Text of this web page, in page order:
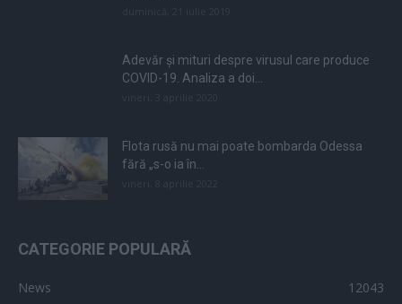
Adevăr și mituri despre virusul care produce
COVID-19. Analiza a doi...
Flota rusă nu mai poate bombarda Odessa
fără „s-o ia în...
CATEGORIE POPULARĂ
News
12043